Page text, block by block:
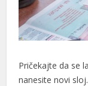
Pričekajte da se
nanesite novi